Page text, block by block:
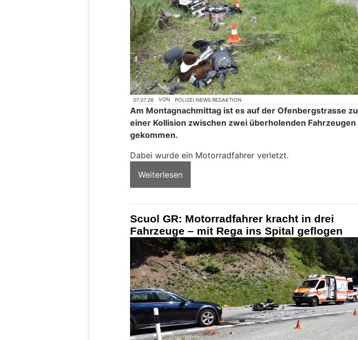
07.07.26 VON POLIZEI.NEWS REDAKTION
Am Montagnachmittag ist es auf der Ofenbergstrasse zu
einer Kollision zwischen zwei überholenden Fahrzeugen
gekommen.
Dabei wurde ein Motorradfahrer verletzt.
Weiterlesen
Scuol GR: Motorradfahrer kracht in drei
Fahrzeuge – mit Rega ins Spital geflogen